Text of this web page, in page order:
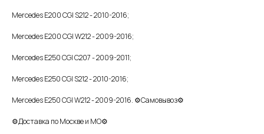
Меrсеdеs Е200 СGI S212 - 2010-2016;
Меrсеdеs Е200 СGI W212 - 2009-2016;
Меrсеdеs Е250 СGI С207 - 2009-2011;
Меrсеdеs Е250 СGI S212 - 2010-2016;
Меrсеdеs Е250 СGI W212 - 2009-2016. ⚙Самовывоз⚙
⚙Доставка по Москве и МО⚙